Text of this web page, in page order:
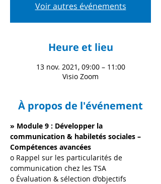
Voir autres événements
Heure et lieu
13 nov. 2021, 09:00 – 11:00
Visio Zoom
À propos de l'événement
» Module 9 : Développer la
communication & habiletés sociales –
Compétences avancées
o Rappel sur les particularités de
communication chez les TSA
o Évaluation & sélection d’objectifs